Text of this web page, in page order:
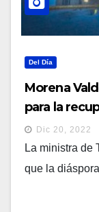
Del Día
Morena
para la
Dic 20, 2022
La ministra de
que la